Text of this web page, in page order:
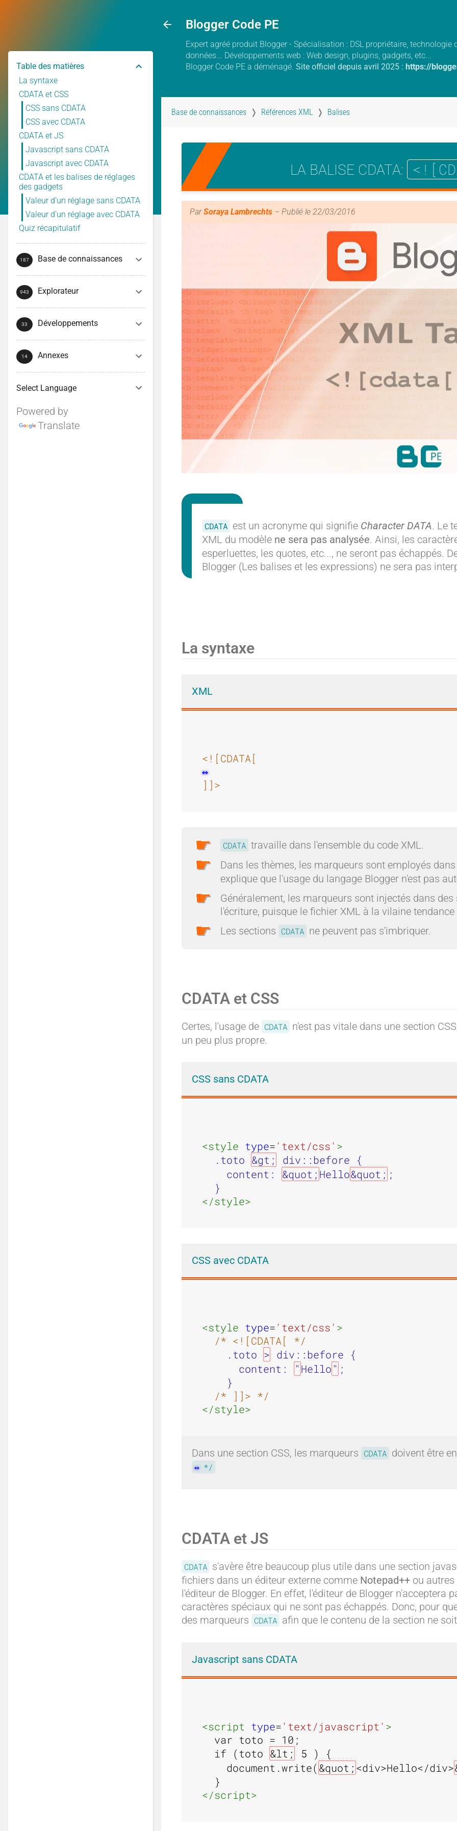
Blogger Code PE
Expert agréé produit Blogger - Spécialisation : DSL propriétaire,
données... Développements web : Web design, plugins, gadgets, etc...
Blogger Code PE a déménagé. Site officiel depuis avril 2025 : https://
Base de connaissances Références XML Balises
LA BALISE CDATA
/
T
H
E
C
D
A
A
A
:
Par Soraya Lambrechts – Publié le 22/03/2016
CDATA est un acronyme qui signifie Character DATA. Le
XML du modèle ne sera pas analysée. Ainsi, les
esperluettes, les quotes, etc..., ne seront pas échappés.
Blogger (Les balises et les expressions) ne sera pas
La syntaxe
XML
<![CDATA[
]]>
CDATA travaille dans l'ensemble du code XML.
Dans les thèmes, les marqueurs sont employés
explique que l'usage du langage Blogger n'est pas
Généralement, les marqueurs sont injectés dans
l'écriture, puisque le fichier XML à la vilaine
Les sections CDATA ne peuvent pas s'imbriquer.
CDATA et CSS
Certes, l'usage de CDATA n'est pas vitale dans une section
un peu plus propre.
CSS sans CDATA
<style type= 'text/css' >
.toto &gt;
div::before {
    content:
&quot; Hello&quot; ;
  }
</style>
CSS avec CDATA
<style type= 'text/css' >
/* <![CDATA[ */
.toto > div::before {
      content:
" Hello " ;
    }
/* ]]> */
</style>
Dans une section CSS, les marqueurs CDATA doivent être
*/
CDATA et JS
CDATA s'avère être beaucoup plus utile dans une section
fichiers dans un éditeur externe comme Notepad++ ou
l'éditeur de Blogger. En effet, l'éditeur de Blogger n'acceptera
caractères spéciaux qui ne sont pas échappés. Donc, pour
des marqueurs CDATA afin que le contenu de la section ne
Javascript sans CDATA
<script type= 'text/javascript' >
var toto = 10;
  if (toto
&lt;
5 ) {
    document.write(
&quot; <div>Hello</div>
  }
</script>
Table des matières
La syntaxe
CDATA et CSS
CSS sans CDATA
CSS avec CDATA
CDATA et JS
Javascript sans CDATA
Javascript avec CDATA
CDATA et les balises de réglages
des gadgets
Valeur d'un réglage sans CDATA
Valeur d'un réglage avec CDATA
Quiz récapitulatif
Base de connaissances
Explorateur
Développements
Annexes
Powered by
Translate